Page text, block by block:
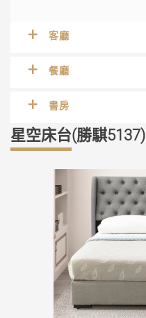
客廳
餐廳
書房
星空床台(勝騏5137)